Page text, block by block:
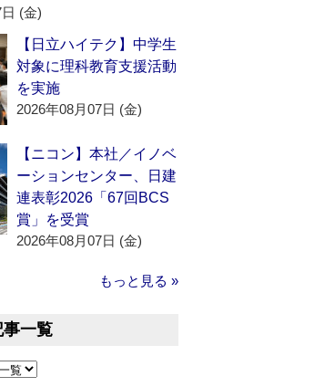
(金)
【日立ハイテク】中学生
対象に理科教育支援活動
を実施
2026年08月07日 (金)
【ニコン】本社／イノベ
ーションセンター、日建
連表彰2026「67回BCS
賞」を受賞
2026年08月07日 (金)
もっと見る »
一覧